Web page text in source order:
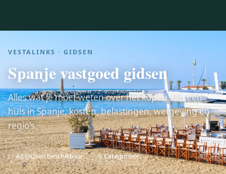
VESTALINKS · GIDSEN
Spanje vastgoed gidsen
Alles wat je moet weten over het kopen van een
huis in Spanje, kosten, belastingen, wetgeving en
regio's.
42 gidsen beschikbaar 6 Categorieën